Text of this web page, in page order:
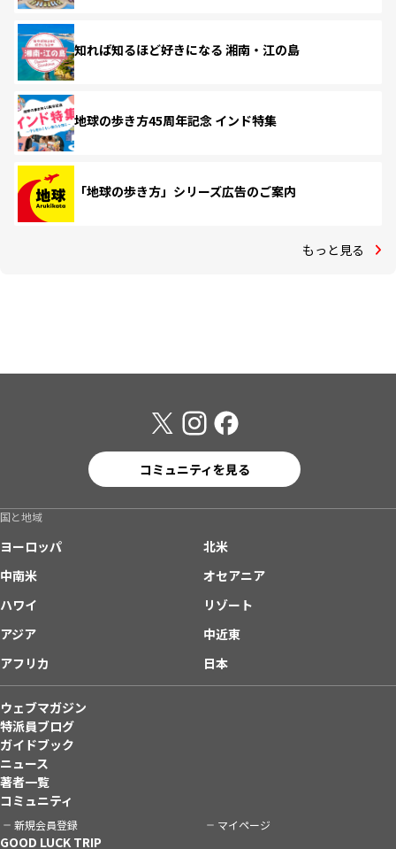
知れば知るほど好きになる 湘南・江の島
地球の歩き方45周年記念 インド特集
「地球の歩き方」シリーズ広告のご案内
もっと見る
コミュニティを見る
国と地域
ヨーロッパ
北米
中南米
オセアニア
ハワイ
リゾート
アジア
中近東
アフリカ
日本
ウェブマガジン
特派員ブログ
ガイドブック
ニュース
著者一覧
コミュニティ
新規会員登録 マイページ
GOOD LUCK TRIP